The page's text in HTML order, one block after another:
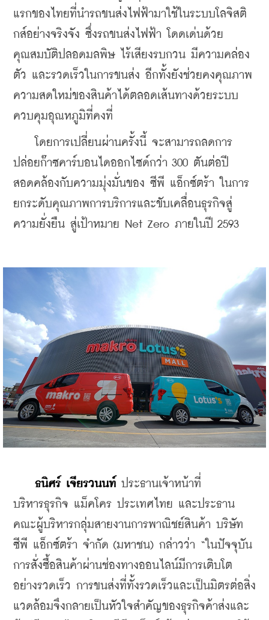
แรกของไทยที่นำรถขนส่งไฟฟ้ามาใช้ในระบบโลจิสติ
กส์อย่างจริงจัง ซึ่งรถขนส่งไฟฟ้า โดดเด่นด้วย
คุณสมบัติปลอดมลพิษ ไร้เสียงรบกวน มีความคล่อง
ตัว และรวดเร็วในการขนส่ง อีกทั้งยังช่วยคงคุณภาพ
ความสดใหม่ของสินค้าได้ตลอดเส้นทางด้วยระบบ
ควบคุมอุณหภูมิที่คงที่
โดยการเปลี่ยนผ่านครั้งนี้ จะสามารถลดการ
ปล่อยก๊าซคาร์บอนไดออกไซด์กว่า 300 ตันต่อปี
สอดคล้องกับความมุ่งมั่นของ ซีพี แอ็กซ์ตร้า ในการ
ยกระดับคุณภาพการบริการและขับเคลื่อนธุรกิจสู่
ความยั่งยืน สู่เป้าหมาย Net Zero ภายในปี 2593
ธนิศร์ เจียรวนนท์ ประธานเจ้าหน้าที่
บริหารธุรกิจ แม็คโคร ประเทศไทย และประธาน
คณะผู้บริหารกลุ่มสายงานการพาณิชย์สินค้า บริษัท
ซีพี แอ็กซ์ตร้า จำกัด (มหาชน) กล่าวว่า “ในปัจจุบัน
การสั่งซื้อสินค้าผ่านช่องทางออนไลน์มีการเติบโต
อย่างรวดเร็ว การขนส่งที่ทั้งรวดเร็วและเป็นมิตรต่อสิ่ง
แวดล้อมจึงกลายเป็นหัวใจสำคัญของธุรกิจค้าส่งและ